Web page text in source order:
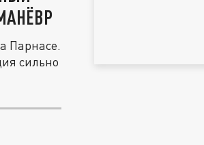
Парнасе.
сильно